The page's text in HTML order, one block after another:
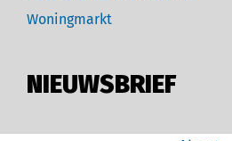
Woningmarkt
NIEUWSBRIEF